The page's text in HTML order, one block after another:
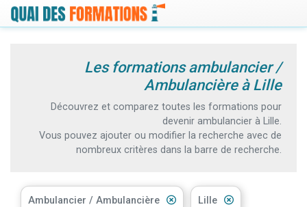
Les formations ambulancier /
Ambulancière à Lille
Découvrez et comparez toutes les formations pour
devenir ambulancier à Lille.
Vous pouvez ajouter ou modifier la recherche avec de
nombreux critères dans la barre de recherche.
Ambulancier / Ambulancière Lille